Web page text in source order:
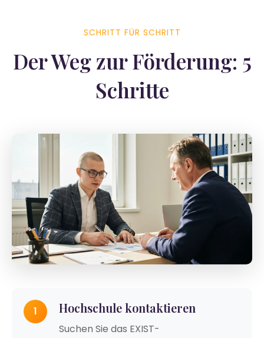
SCHRITT FÜR SCHRITT
Der Weg zur Förderung: 5
Schritte
1 Hochschule kontaktieren
Suchen Sie das EXIST-